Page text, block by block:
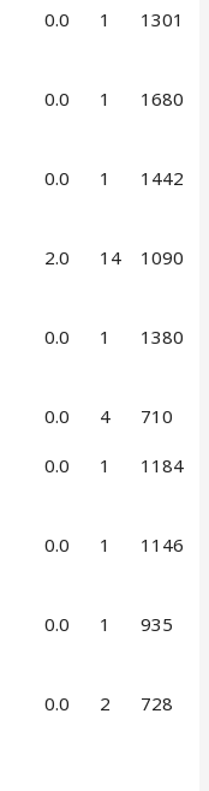
0.0 1 1301
0.0 1 1680
0.0 1 1442
2.0 14 1090
0.0 1 1380
0.0 4 710
0.0 1 1184
0.0 1 1146
0.0 1 935
0.0 2 728